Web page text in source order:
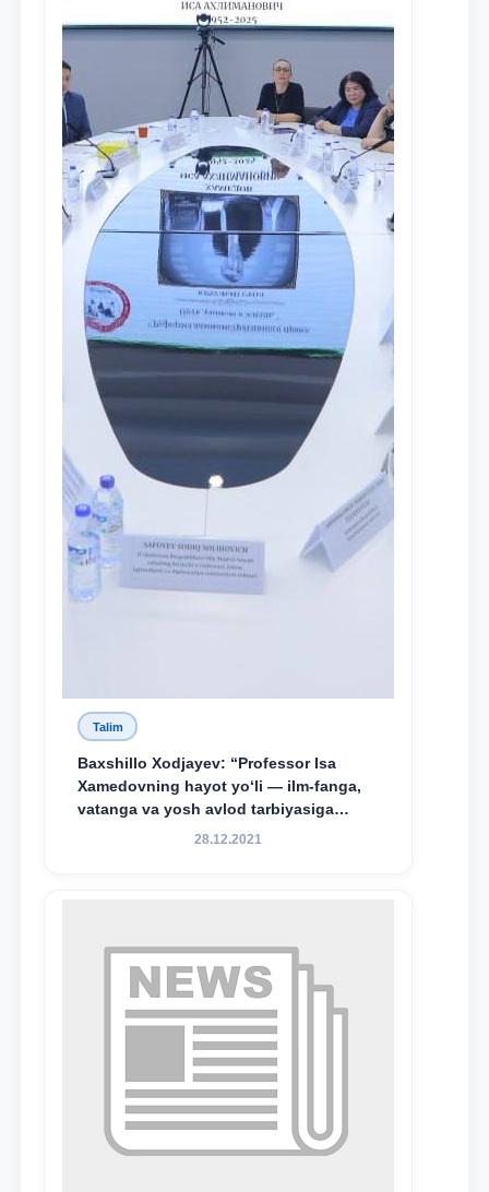
Talim
Baxshillo Xodjayev: “Professor Isa
Xamedovning hayot yo‘li — ilm-fanga,
vatanga va yosh avlod tarbiyasiga
sodiqlikning oliy namunasidir”.
28.12.2021